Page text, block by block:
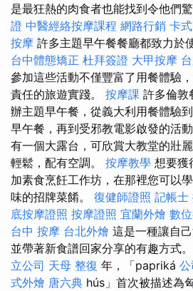
是最狂熱的肉食者也能找到令他們
證 中醫經絡按摩課程 網路行銷 卡
按摩 許多主題早午餐餐廳都致力於
台中體態矯正 杜拜簽證 大甲按摩
參加這些活動不僅豐富了用餐體驗
責任的旅遊實踐。 按摩課 許多倫敦
辦主題早午餐，從義大利用餐體驗
早午餐，再到受邪教電影啟發的活
有一個大露台，可欣賞大教堂的壯
輕鬆，配有空調。 按摩教學 想要獲
加素食烹飪工作坊，在那裡您可以
味的招牌菜餚。 復健師證照 記帳士
底按摩證照 按摩證照 宜蘭外燴 數
台中 按摩 台北外燴 這是一種讓自
並帶著新食譜回家分享的有趣方式
立公司 天母 整復 年，「papriká
式外燴 唐六典 hús」首次被描述為